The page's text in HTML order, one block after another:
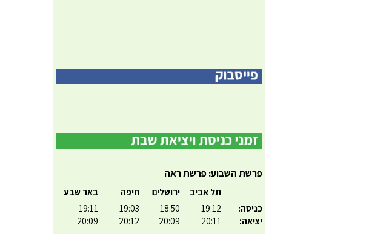
פרשת השבוע: פרשת ראה
כניסה:
יציאה:
תל אביב
19:12
20:11
ירושלים
18:50
20:09
חיפה
19:03
20:12
באר שבע
19:11
20:09